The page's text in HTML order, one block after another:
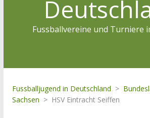
Fussballvereine und Turniere
Fussballjugend in Deutschland >
Sachsen > HSV Eintracht Seiffen